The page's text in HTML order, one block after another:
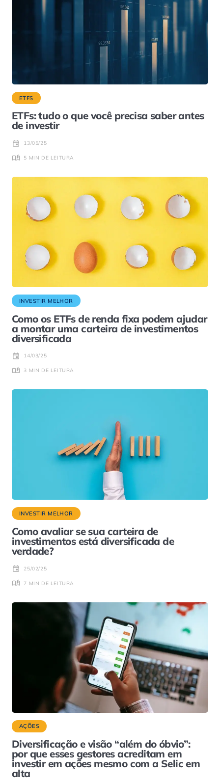
ETFS
ETFs: tudo o que você precisa saber antes
de investir
13/05/25
5 MIN DE LEITURA
INVESTIR MELHOR
Como os ETFs de renda fixa podem ajudar
a montar uma carteira de investimentos
diversificada
14/03/25
3 MIN DE LEITURA
INVESTIR MELHOR
Como avaliar se sua carteira de
investimentos está diversificada de
verdade?
25/02/25
7 MIN DE LEITURA
AÇÕES
Diversificação e visão “além do óbvio”:
por que esses gestores acreditam em
investir em ações mesmo com a Selic em
alta